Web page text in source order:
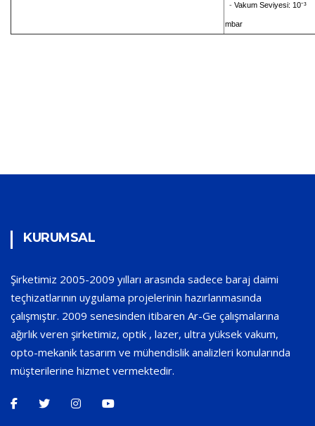
- Vakum Seviyesi: 10⁻³
mbar
KURUMSAL
Şirketimiz 2005-2009 yılları arasında sadece baraj daimi
teçhizatlarının uygulama projelerinin hazırlanmasında
çalışmıştır. 2009 senesinden itibaren Ar-Ge çalışmalarına
ağırlık veren şirketimiz, optik , lazer, ultra yüksek vakum,
opto-mekanik tasarım ve mühendislik analizleri konularında
müşterilerine hizmet vermektedir.